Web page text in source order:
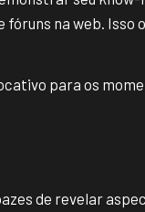
na web. Isso
para os
de revelar